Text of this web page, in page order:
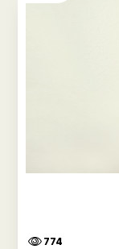
774